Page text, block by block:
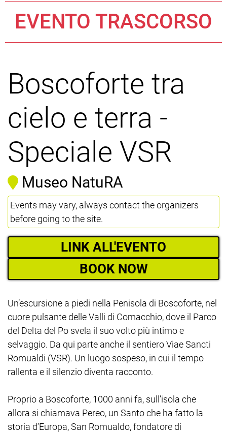
EVENTO TRASCORSO
Boscoforte tra
cielo e terra -
Speciale VSR
Museo NatuRA
Events may vary, always contact the organizers
before going to the site.
LINK ALL'EVENTO
BOOK NOW
Un’escursione a piedi nella Penisola di Boscoforte, nel
cuore pulsante delle Valli di Comacchio, dove il Parco
del Delta del Po svela il suo volto più intimo e
selvaggio. Da qui parte anche il sentiero Viae Sancti
Romualdi (VSR). Un luogo sospeso, in cui il tempo
rallenta e il silenzio diventa racconto.
Proprio a Boscoforte, 1000 anni fa, sull’isola che
allora si chiamava Pereo, un Santo che ha fatto la
storia d’Europa, San Romualdo, fondatore di